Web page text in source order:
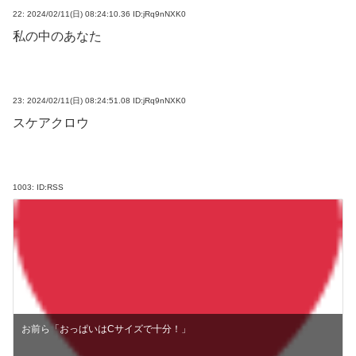
22: 2024/02/11(日) 08:24:10.36 ID:jRq9nNXK0
私の中のあなた
23: 2024/02/11(日) 08:24:51.08 ID:jRq9nNXK0
スケアクロウ
1003: ID:RSS
お前ら「おっぱいはCサイズで十分！」